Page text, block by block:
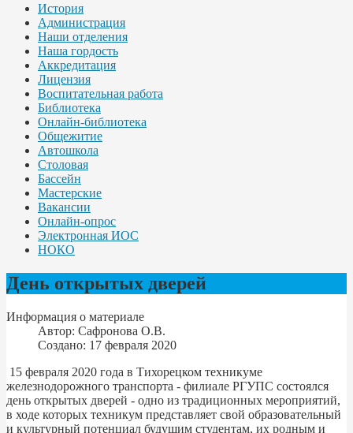
История
Администрация
Наши отделения
Наша гордость
Аккредитация
Лицензия
Воспитательная работа
Библиотека
Онлайн-библиотека
Общежитие
Автошкола
Столовая
Бассейн
Мастерские
Вакансии
Онлайн-опрос
Электронная ИОС
НОКО
День открытых дверей
Информация о материале
Автор: Сафронова О.В.
Создано: 17 февраля 2020
15 февраля 2020 года в Тихорецком техникуме
железнодорожного транспорта - филиале РГУПС состоялся
день открытых дверей - одно из традиционных мероприятий,
в ходе которых техникум представляет свой образовательный
и культурный потенциал будущим студентам, их родным и